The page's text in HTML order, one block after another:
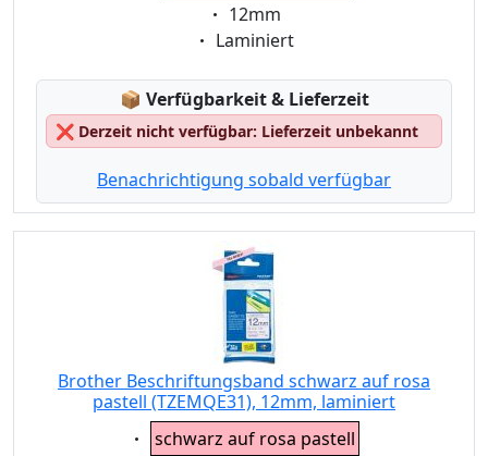
Eigenschaft:
12mm
Eigenschaft:
Laminiert
📦 Lagerstatus:
Verfügbarkeit & Lieferzeit
❌ Derzeit nicht verfügbar: Lieferzeit unbekannt
Benachrichtigung sobald verfügbar
Brother Beschriftungsband schwarz auf rosa
pastell (TZEMQE31), 12mm, laminiert
Eigenschaft:
schwarz auf rosa pastell